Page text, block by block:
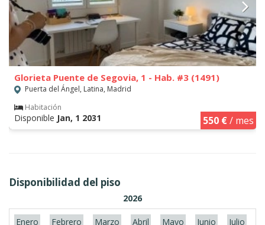
Glorieta Puente de Segovia, 1 - Hab. #3 (1491)
Puerta del Ángel, Latina, Madrid
Habitación
Disponible Jan, 1 2031 550 €/ mes
Disponibilidad del piso
2026
Enero Febrero Marzo Abril Mayo Junio Julio